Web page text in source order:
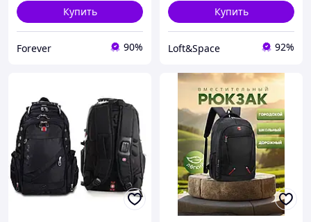
Купить
Forever 90%
Купить
Loft&Space 92%